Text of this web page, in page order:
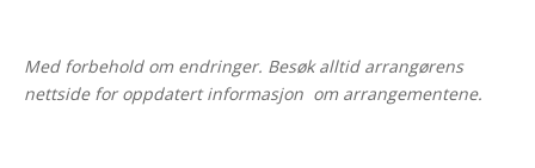
Med forbehold om endringer. Besøk alltid arrangørens
nettside for oppdatert informasjon om arrangementene.